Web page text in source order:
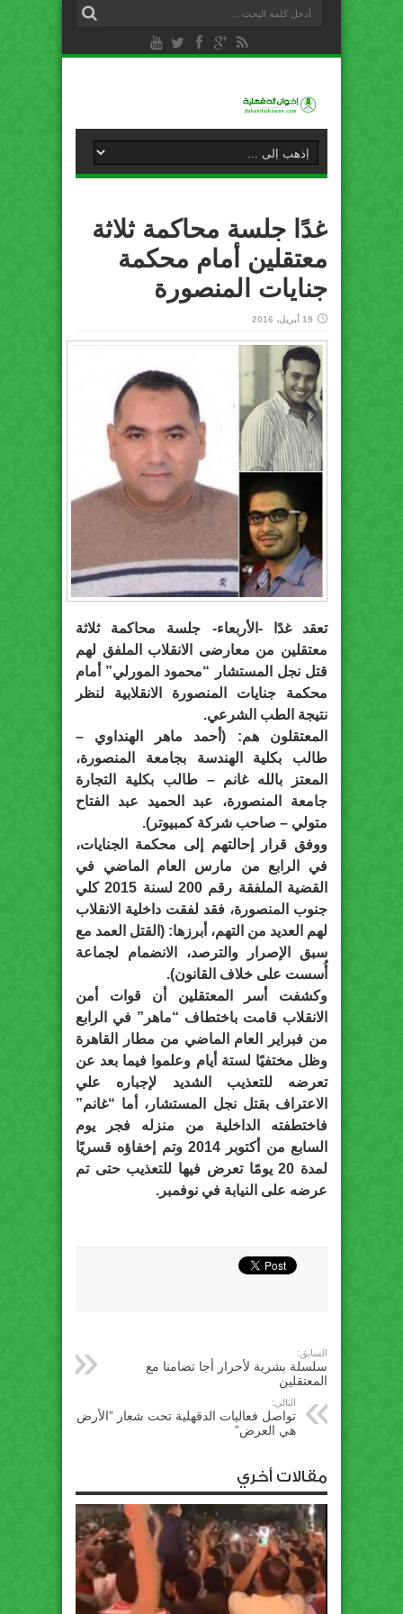
غدًا جلسة محاكمة ثلاثة
معتقلين أمام محكمة
جنايات ‫‏المنصورة‬
19 أبريل، 2016
تعقد غدًا -الأربعاء- جلسة محاكمة ثلاثة
معتقلين من معارضى الانقلاب الملفق لهم
قتل نجل المستشار “محمود المورلي” أمام
محكمة جنايات المنصورة الانقلابية لنظر
نتيجة الطب الشرعي.
المعتقلون هم: (أحمد ماهر الهنداوي –
طالب بكلية الهندسة بجامعة المنصورة،
المعتز بالله غانم – طالب بكلية التجارة
جامعة المنصورة، عبد الحميد عبد الفتاح
متولي – صاحب شركة كمبيوتر).
ووفق قرار إحالتهم إلى محكمة الجنايات،
في الرابع من مارس العام الماضي في
القضية الملفقة رقم 200 لسنة 2015 كلي
جنوب المنصورة، فقد لفقت داخلية الانقلاب
لهم العديد من التهم، أبرزها: (القتل العمد مع
سبق الإصرار والترصد، الانضمام لجماعة
أُسست على خلاف القانون).
وكشفت أسر المعتقلين أن قوات أمن
الانقلاب قامت باختطاف “ماهر” في الرابع
من فبراير العام الماضي من مطار القاهرة
وظل مختفيًا لستة أيام وعلموا فيما بعد عن
تعرضه للتعذيب الشديد لإجباره علي
الاعتراف بقتل نجل المستشار، أما “غانم”
فاختطفته الداخلية من منزله فجر يوم
السابع من أكتوبر 2014 وتم إخفاؤه قسريًا
لمدة 20 يومًا تعرض فيها للتعذيب حتى تم
عرضه على النيابة في نوفمبر.
السابق:
سلسلة بشرية لأحرار أجا تضامنا مع
المعتقلين
التالي:
تواصل فعاليات ‫‏الدقهلية‬ تحت شعار ‫”‏الأرض
هي العرض‬”
مقالات أخري